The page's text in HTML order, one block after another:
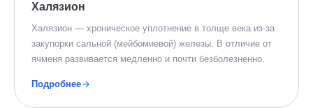
Халязион
Халязион — хроническое уплотнение в толще века из-за
закупорки сальной (мейбомиевой) железы. В отличие от
ячменя развивается медленно и почти безболезненно.
Подробнее